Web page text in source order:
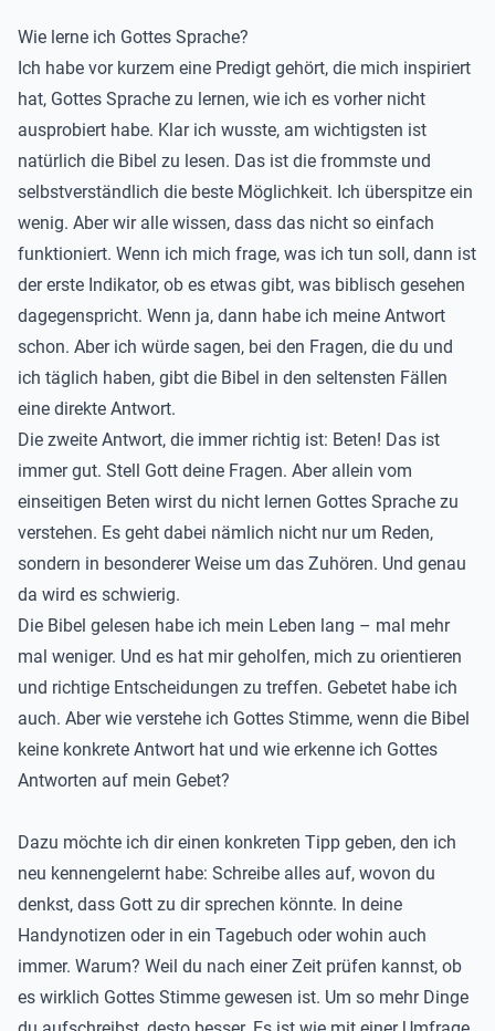
Wie lerne ich Gottes Sprache?
Ich habe vor kurzem eine Predigt gehört, die mich inspiriert
hat, Gottes Sprache zu lernen, wie ich es vorher nicht
ausprobiert habe. Klar ich wusste, am wichtigsten ist
natürlich die Bibel zu lesen. Das ist die frommste und
selbstverständlich die beste Möglichkeit. Ich überspitze ein
wenig. Aber wir alle wissen, dass das nicht so einfach
funktioniert. Wenn ich mich frage, was ich tun soll, dann ist
der erste Indikator, ob es etwas gibt, was biblisch gesehen
dagegenspricht. Wenn ja, dann habe ich meine Antwort
schon. Aber ich würde sagen, bei den Fragen, die du und
ich täglich haben, gibt die Bibel in den seltensten Fällen
eine direkte Antwort.
Die zweite Antwort, die immer richtig ist: Beten! Das ist
immer gut. Stell Gott deine Fragen. Aber allein vom
einseitigen Beten wirst du nicht lernen Gottes Sprache zu
verstehen. Es geht dabei nämlich nicht nur um Reden,
sondern in besonderer Weise um das Zuhören. Und genau
da wird es schwierig.
Die Bibel gelesen habe ich mein Leben lang – mal mehr
mal weniger. Und es hat mir geholfen, mich zu orientieren
und richtige Entscheidungen zu treffen. Gebetet habe ich
auch. Aber wie verstehe ich Gottes Stimme, wenn die Bibel
keine konkrete Antwort hat und wie erkenne ich Gottes
Antworten auf mein Gebet?
Dazu möchte ich dir einen konkreten Tipp geben, den ich
neu kennengelernt habe: Schreibe alles auf, wovon du
denkst, dass Gott zu dir sprechen könnte. In deine
Handynotizen oder in ein Tagebuch oder wohin auch
immer. Warum? Weil du nach einer Zeit prüfen kannst, ob
es wirklich Gottes Stimme gewesen ist. Um so mehr Dinge